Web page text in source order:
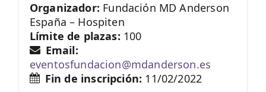
Organizador: Fundación MD Anderson
España – Hospiten
Límite de plazas: 100
Email:
eventosfundacion@mdanderson.es
Fin de inscripción: 11/02/2022